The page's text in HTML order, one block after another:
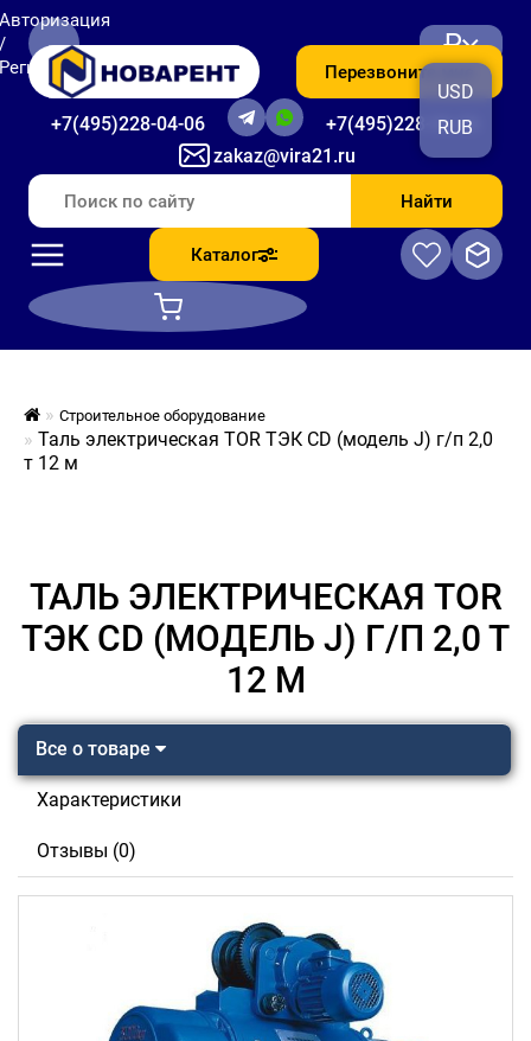
zakaz@vira21.ru
+7(495)228-04-06 +7(495)228-06-56
Перезвоните мне
₽
USD
RUB
Найти
Каталог
Строительное оборудование
Таль электрическая TOR ТЭК CD (модель J) г/п 2,0
т 12 м
ТАЛЬ ЭЛЕКТРИЧЕСКАЯ TOR
ТЭК CD (МОДЕЛЬ J) Г/П 2,0 Т
12 М
Все о товаре
Характеристики
Отзывы (0)